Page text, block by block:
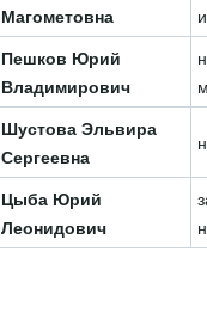
Магометовна
Пешков Юрий
Владимирович
Шустова Эльвира
Сергеевна
Цыба Юрий
Леонидович